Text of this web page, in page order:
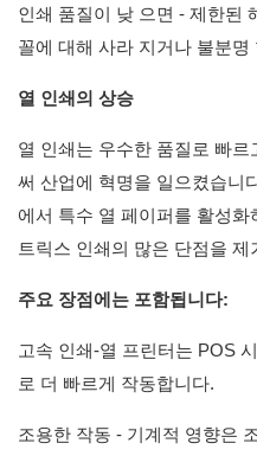
인쇄 품질이 낮 으면 - 제한된
꼴에 대해 사라 지거나 불분
열 인쇄의 상승
열 인쇄는 우수한 품질로 빠
써 산업에 혁명을 일으켰습니
에서 특수 열 페이퍼를 활성
트릭스 인쇄의 많은 단점을 제
주요 장점에는 포함됩니다:
고속 인쇄-열 프린터는 POS
로 더 빠르게 작동합니다.
조용한 작동 - 기계적 영향은